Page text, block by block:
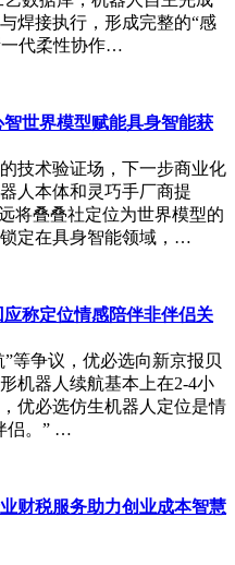
焊接执行，形成完整的“感
一代柔性协作…
世界模型赋能具身智能获
技术验证场，下一步商业化
人本体和灵巧手厂商提
将叠叠社定位为世界模型的
定在具身智能领域，…
称定位情感陪伴非伴侣关
等争议，优必选向新京报贝
机器人续航基本上在2-4小
优必选仿生机器人定位是情
侣。” …
财税服务助力创业成本智慧